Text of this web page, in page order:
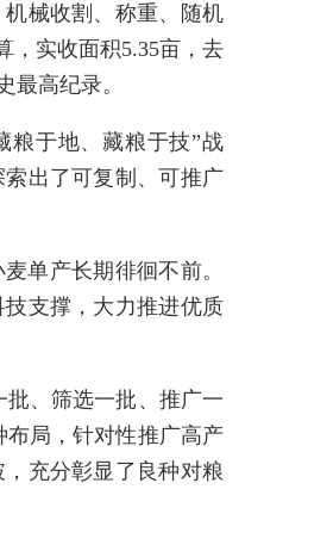
械收割、称重、随机
，实收面积5.35亩，去
最高纪录。
粮于地、藏粮于技”战
出了可复制、可推广
单产长期徘徊不前。
支撑，大力推进优质
、筛选一批、推广一
局，针对性推广高产
充分彰显了良种对粮